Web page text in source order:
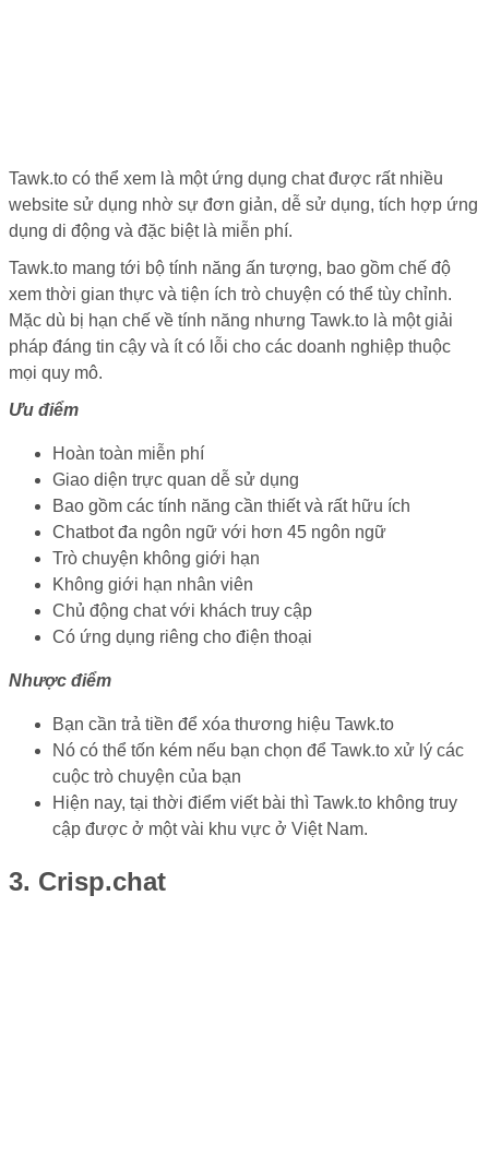
Tawk.to có thể xem là một ứng dụng chat được rất nhiều
website sử dụng nhờ sự đơn giản, dễ sử dụng, tích hợp ứng
dụng di động và đặc biệt là miễn phí.
Tawk.to mang tới bộ tính năng ấn tượng, bao gồm chế độ
xem thời gian thực và tiện ích trò chuyện có thể tùy chỉnh.
Mặc dù bị hạn chế về tính năng nhưng Tawk.to là một giải
pháp đáng tin cậy và ít có lỗi cho các doanh nghiệp thuộc
mọi quy mô.
Ưu điểm
Hoàn toàn miễn phí
Giao diện trực quan dễ sử dụng
Bao gồm các tính năng cần thiết và rất hữu ích
Chatbot đa ngôn ngữ với hơn 45 ngôn ngữ
Trò chuyện không giới hạn
Không giới hạn nhân viên
Chủ động chat với khách truy cập
Có ứng dụng riêng cho điện thoại
Nhược điểm
Bạn cần trả tiền để xóa thương hiệu Tawk.to
Nó có thể tốn kém nếu bạn chọn để Tawk.to xử lý các
cuộc trò chuyện của bạn
Hiện nay, tại thời điểm viết bài thì Tawk.to không truy
cập được ở một vài khu vực ở Việt Nam.
3. Crisp.chat